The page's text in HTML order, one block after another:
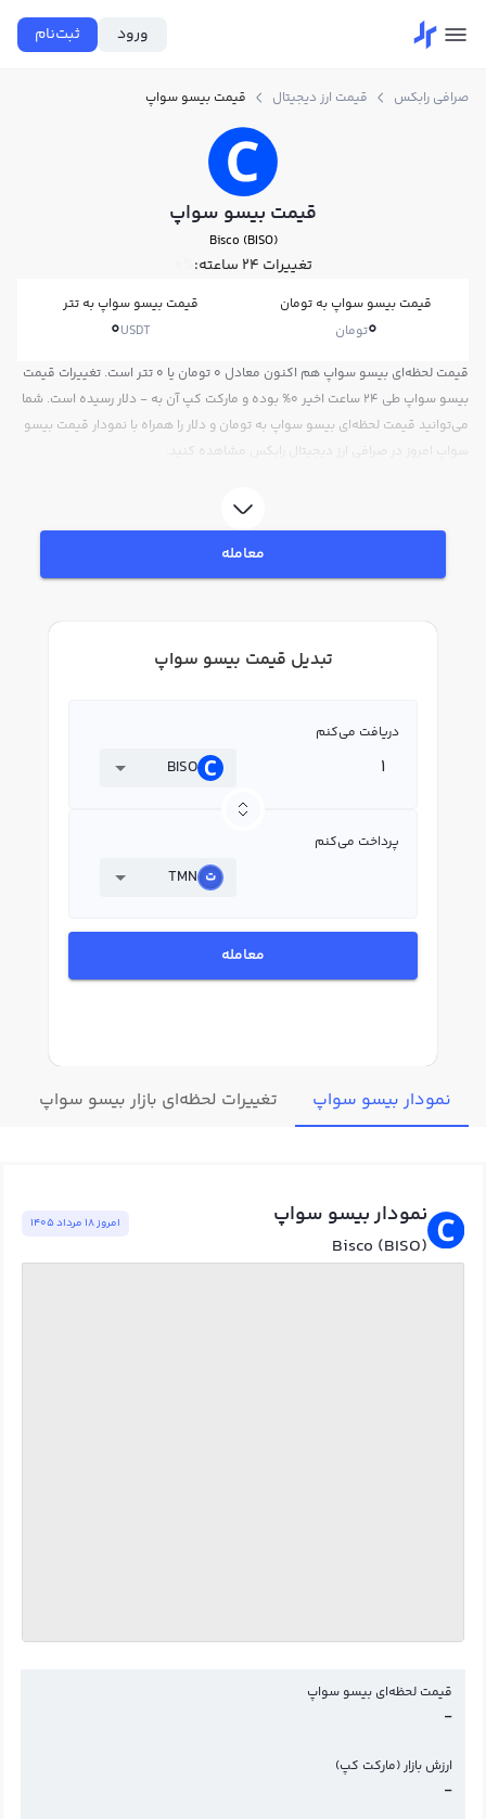
ورود ثبت‌نام
صرافی رابکس قیمت ارز دیجیتال قیمت بیسو سواپ
قیمت بیسو سواپ
Bisco (BISO)
تغییرات ۲۴ ساعته: 0%
قیمت بیسو سواپ به تومان
0تومان
قیمت بیسو سواپ به تتر
0USDT
قیمت لحظه‌ای بیسو سواپ هم اکنون معادل 0 تومان یا 0 تتر است. تغییرات قیمت
بیسو سواپ طی 24 ساعت اخیر 0% بوده و مارکت کپ آن به - دلار رسیده است. شما
می‌توانید قیمت لحظه‌ای بیسو سواپ به تومان و دلار را همراه با نمودار قیمت بیسو
سواپ امروز در صرافی ارز دیجیتال رابکس مشاهده کنید.
معامله
تبدیل قیمت بیسو سواپ
دریافت می‌کنم
BISO
پرداخت می‌کنم
TMN
معامله
نمودار بیسو سواپ تغییرات لحظه‌ای بازار بیسو سواپ
نمودار بیسو سواپ
Bisco (BISO)
امروز ١٨ مرداد ١٤٠٥
قیمت لحظه‌ای بیسو سواپ
-
ارزش بازار (مارکت کپ)
-